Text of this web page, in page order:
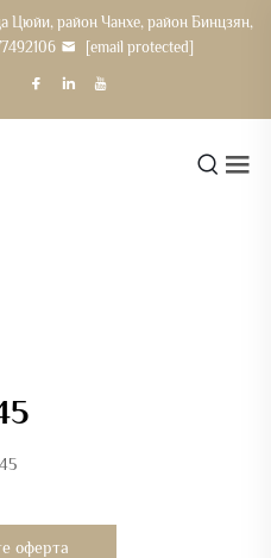
Цюйи, район Чанхе, район Бинцзян,
[email protected]
оферта